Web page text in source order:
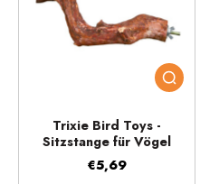
Trixie Bird Toys -
Sitzstange für Vögel
€5,69